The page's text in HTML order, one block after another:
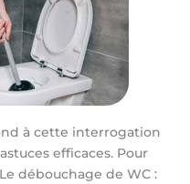
à cette interrogation
efficaces. Pour
débouchage de WC :